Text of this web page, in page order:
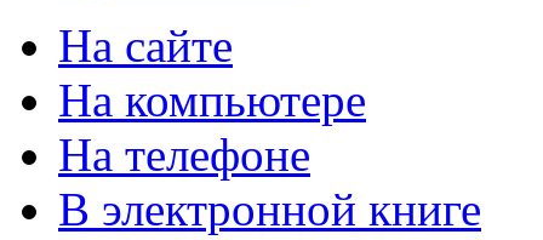
На сайте
На компьютере
На телефоне
В электронной книге